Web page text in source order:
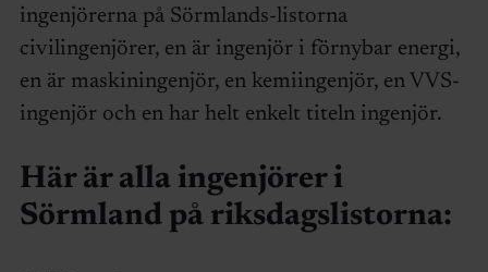
ingenjörerna på Sörmlands-listorna
civilingenjörer, en är ingenjör i förnybar energi,
en är maskiningenjör, en kemiingenjör, en VVS-
ingenjör och en har helt enkelt titeln ingenjör.
Här är alla ingenjörer i
Sörmland på riksdagslistorna: